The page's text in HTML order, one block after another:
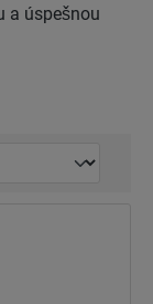
a úspešnou